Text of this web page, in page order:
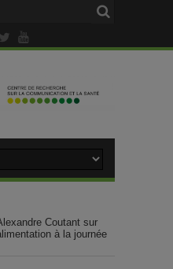
Coutant sur
à la journée